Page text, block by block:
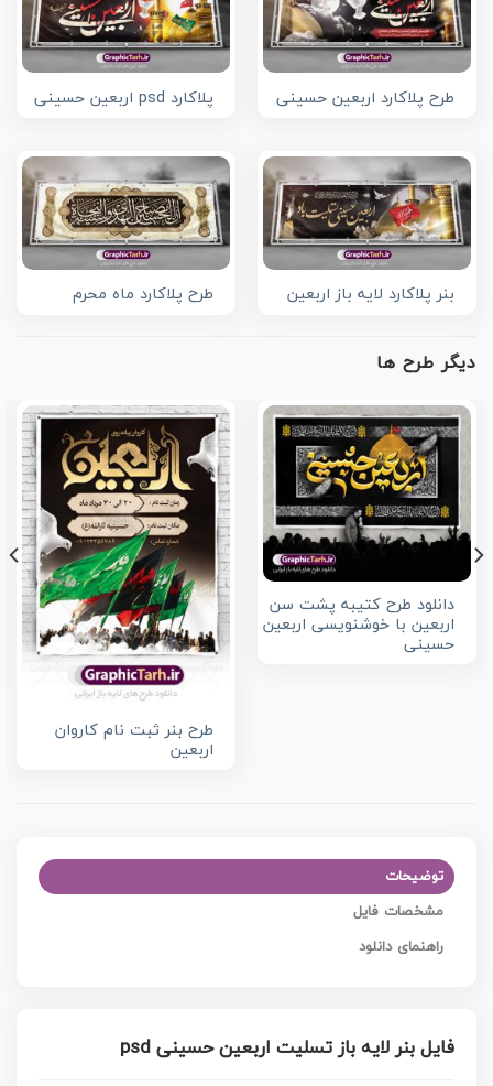
طرح پلاکارد اربعین حسینی پلاکارد psd اربعین حسینی
بنر پلاکارد لایه باز اربعین طرح پلاکارد ماه محرم
دیگر طرح ها
دانلود طرح کتیبه پشت سن
اربعین با خوشنویسی اربعین
حسینی
طرح بنر ثبت نام کاروان
اربعین
توضیحات
مشخصات فایل
راهنمای دانلود
فایل بنر لایه باز تسلیت اربعین حسینی psd